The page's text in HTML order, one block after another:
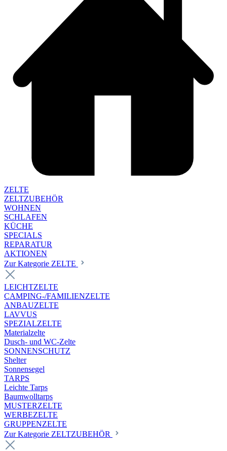
ZELTE
ZELTZUBEHÖR
WOHNEN
SCHLAFEN
KÜCHE
SPECIALS
REPARATUR
AKTIONEN
Zur Kategorie ZELTE
LEICHTZELTE
CAMPING-/FAMILIENZELTE
ANBAUZELTE
LAVVUS
SPEZIALZELTE
Materialzelte
Dusch- und WC-Zelte
SONNENSCHUTZ
Shelter
Sonnensegel
TARPS
Leichte Tarps
Baumwolltarps
MUSTERZELTE
WERBEZELTE
GRUPPENZELTE
Zur Kategorie ZELTZUBEHÖR